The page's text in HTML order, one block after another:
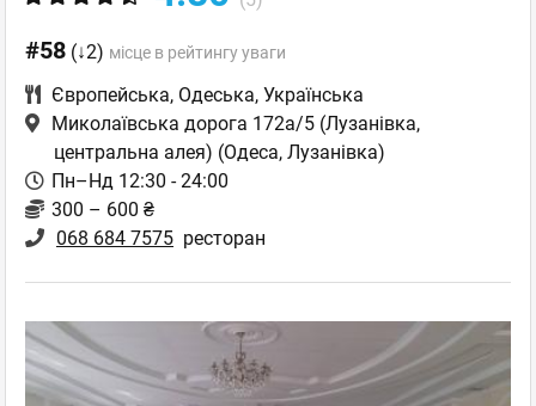
#58 (↓2) місце в рейтингу уваги
Європейська, Одеська, Українська
Миколаївська дорога 172а/5 (Лузанівка,
центральна алея) (Одеса, Лузанівка)
Пн–Нд 12:30 - 24:00
300 – 600 ₴
068 684 7575 ресторан